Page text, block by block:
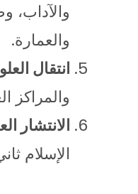
والعمارة.
انتقال
والمراكز
الانتشار
الإسلام